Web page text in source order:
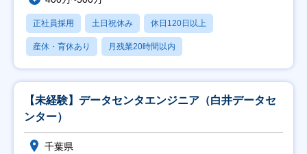
正社員採用 土日祝休み 休日120日以上
産休・育休あり 月残業20時間以内
【未経験】データセンタエンジニア（白井データセ
ンター）
千葉県